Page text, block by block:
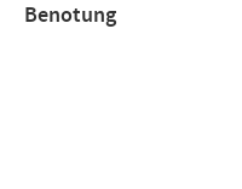
Benotung